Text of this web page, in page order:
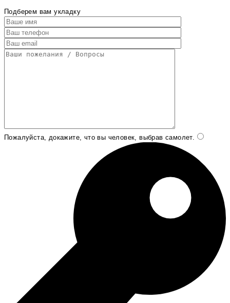
Подберем вам укладку
Пожалуйста, докажите, что вы человек, выбрав самолет.